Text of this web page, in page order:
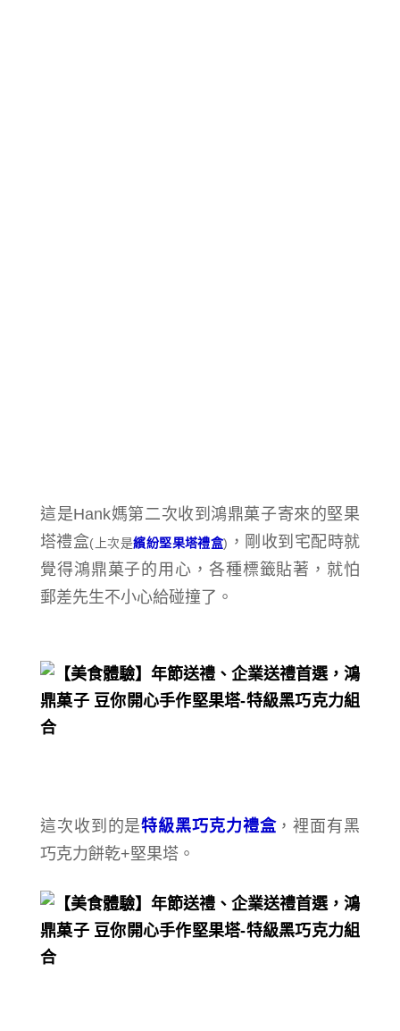
這是Hank媽第二次收到鴻鼎菓子寄來的堅果
塔禮盒(上次是繽紛堅果塔禮盒) ，剛收到宅配時就
覺得鴻鼎菓子的用心，各種標籤貼著，就怕
郵差先生不小心給碰撞了。
這次收到的是特級黑巧克力禮盒，裡面有黑
巧克力餅乾+堅果塔。